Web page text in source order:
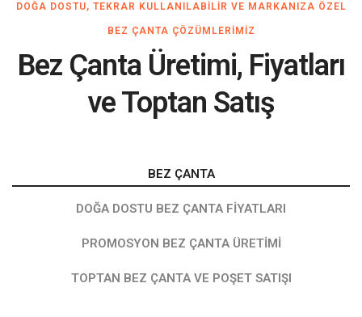
DOĞA DOSTU, TEKRAR KULLANILABILIR VE MARKANIZA ÖZEL
BEZ ÇANTA ÇÖZÜMLERIMIZ
Bez Çanta Üretimi, Fiyatları
ve Toptan Satış
BEZ ÇANTA
DOĞA DOSTU BEZ ÇANTA FIYATLARI
PROMOSYON BEZ ÇANTA ÜRETIMI
TOPTAN BEZ ÇANTA VE POŞET SATIŞI